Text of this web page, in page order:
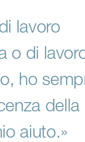
lavoro
o di
ho
della
aiuto.»